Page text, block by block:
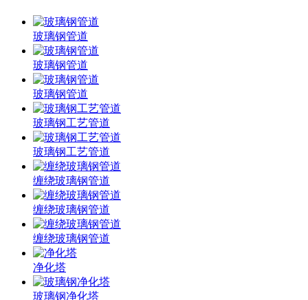
玻璃钢管道
玻璃钢管道
玻璃钢管道
玻璃钢工艺管道
玻璃钢工艺管道
缠绕玻璃钢管道
缠绕玻璃钢管道
缠绕玻璃钢管道
净化塔
玻璃钢净化塔